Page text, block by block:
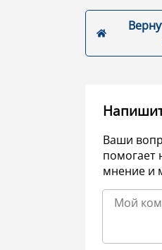
Ваши
помогает
мнение и